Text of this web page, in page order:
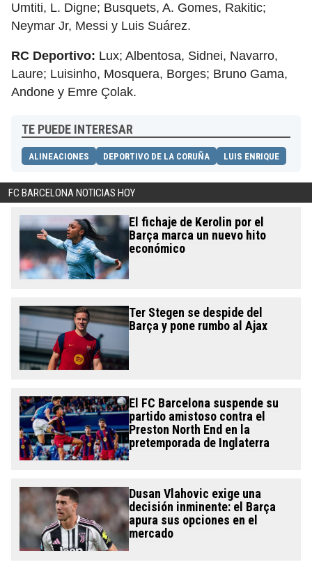
Umtiti, L. Digne; Busquets, A. Gomes, Rakitic;
Neymar Jr, Messi y Luis Suárez.
RC Deportivo: Lux; Albentosa, Sidnei, Navarro,
Laure; Luisinho, Mosquera, Borges; Bruno Gama,
Andone y Emre Çolak.
TE PUEDE INTERESAR
ALINEACIONES DEPORTIVO DE LA CORUÑA LUIS ENRIQUE
FC BARCELONA NOTICIAS HOY
El fichaje de Kerolin por el
Barça marca un nuevo hito
económico
Ter Stegen se despide del
Barça y pone rumbo al Ajax
El FC Barcelona suspende su
partido amistoso contra el
Preston North End en la
pretemporada de Inglaterra
Dusan Vlahovic exige una
decisión inminente: el Barça
apura sus opciones en el
mercado